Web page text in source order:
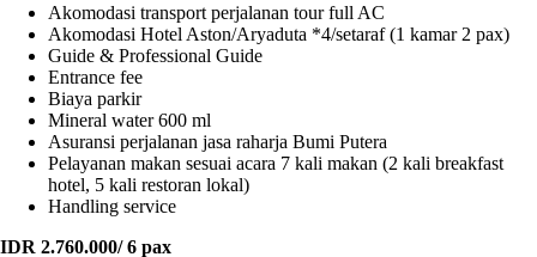
Akomodasi transport perjalanan tour full AC
Akomodasi Hotel Aston/Aryaduta *4/setaraf (1 kamar 2 pax)
Guide & Professional Guide
Entrance fee
Biaya parkir
Mineral water 600 ml
Asuransi perjalanan jasa raharja Bumi Putera
Pelayanan makan sesuai acara 7 kali makan (2 kali breakfast
hotel, 5 kali restoran lokal)
Handling service
IDR 2.760.000/ 6 pax